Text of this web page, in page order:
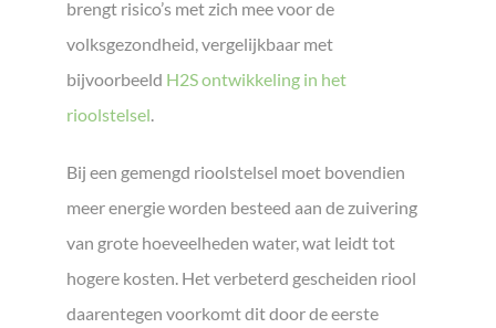
brengt risico’s met zich mee voor de
volksgezondheid, vergelijkbaar met
bijvoorbeeld H2S ontwikkeling in het
rioolstelsel.
Bij een gemengd rioolstelsel moet bovendien
meer energie worden besteed aan de zuivering
van grote hoeveelheden water, wat leidt tot
hogere kosten. Het verbeterd gescheiden riool
daarentegen voorkomt dit door de eerste